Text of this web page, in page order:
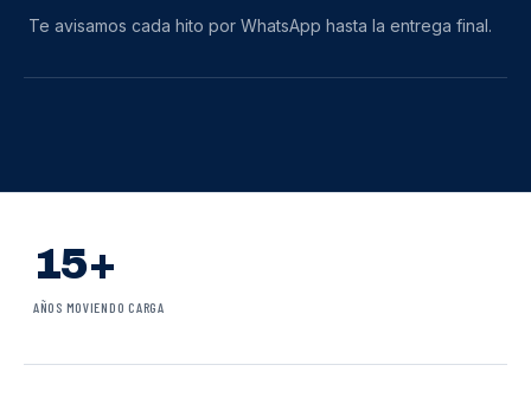
Te avisamos cada hito por WhatsApp hasta la entrega final.
15+
AÑOS MOVIENDO CARGA